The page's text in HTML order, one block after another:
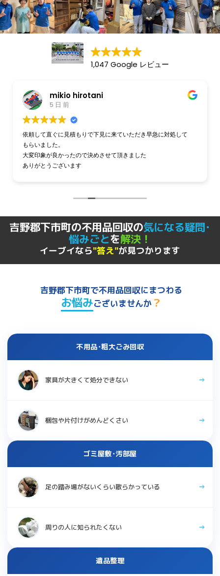
1,047 Google レビュー
アツ福
1 週間 前
今回急な退去で
困っていた時にイーブイさんに連絡したところすぐに来ていた
だけました。
短期間で何回もお願いしたのに接客態度もとても良く
吉野郡下市町の不用品回収の気になる疑問･
悩みごとを解決！
イーブイなら"答え"が見つかります
吉野郡下市町で不用品回収にまつわる
お悩みございませんか ？
不用品･粗大ごみ回収
家具が大きくて処分できない
梱包や片付けがめんどくさい
ゴミ屋敷･汚部屋
足の踏み場がないくらい散らかっている
周りの人に知られたくない
遺品整理